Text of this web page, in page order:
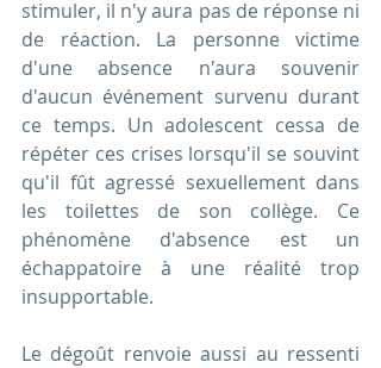
stimuler, il n'y aura pas de réponse ni
de réaction. La personne victime
d'une absence n'aura souvenir
d'aucun événement survenu durant
ce temps. Un adolescent cessa de
répéter ces crises lorsqu'il se souvint
qu'il fût agressé sexuellement dans
les toilettes de son collège. Ce
phénomène d'absence est un
échappatoire à une réalité trop
insupportable.
Le dégoût renvoie aussi au ressenti